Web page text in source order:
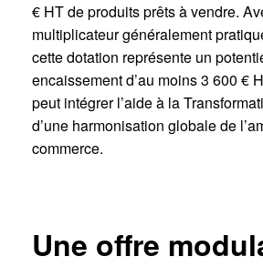
€ HT de produits prêts à vendre.
multiplicateur généralement
cette dotation représente un
encaissement d’au moins 3 600 €
peut intégrer l’aide à la
d’une harmonisation globale de
commerce.
Une offre